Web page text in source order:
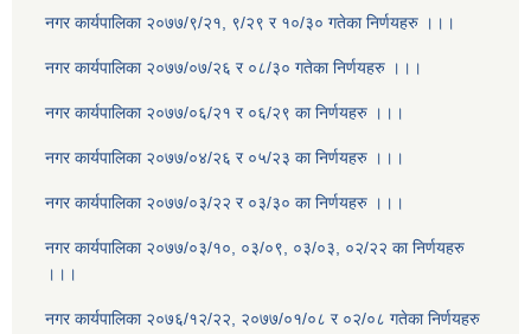
नगर कार्यपालिका २०७७/९/२१, ९/२९ र १०/३० गतेका निर्णयहरु ।।।
नगर कार्यपालिका २०७७/०७/२६ र ०८/३० गतेका निर्णयहरु ।।।
नगर कार्यपालिका २०७७/०६/२१ र ०६/२९ का निर्णयहरु ।।।
नगर कार्यपालिका २०७७/०४/२६ र ०५/२३ का निर्णयहरु ।।।
नगर कार्यपालिका २०७७/०३/२२ र ०३/३० का निर्णयहरु ।।।
नगर कार्यपालिका २०७७/०३/१०, ०३/०९, ०३/०३, ०२/२२ का निर्णयहरु
।।।
नगर कार्यपालिका २०७६/१२/२२, २०७७/०१/०८ र ०२/०८ गतेका निर्णयहरु